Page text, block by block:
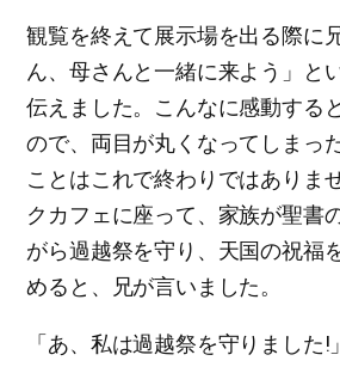
観覧を終えて展示場を出る際に
ん、母さんと一緒に来よう」と
伝えました。こんなに感動する
ので、両目が丸くなってしまっ
ことはこれで終わりではありま
クカフェに座って、家族が聖書
がら過越祭を守り、天国の祝福
めると、兄が言いました。
「あ、私は過越祭を守りました!」